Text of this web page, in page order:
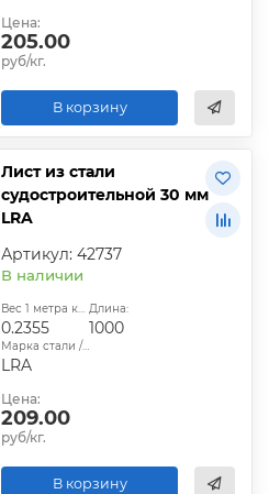
Цена:
205.00
руб/кг.
В корзину
Лист из стали
судостроительной 30 мм
LRA
Артикул: 42737
В наличии
Вес 1 метра квадратного, т:
0.2355
Длина:
1000
Марка стали / сплава:
LRA
Цена:
209.00
руб/кг.
В корзину